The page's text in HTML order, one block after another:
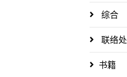
综合
联络处
书籍